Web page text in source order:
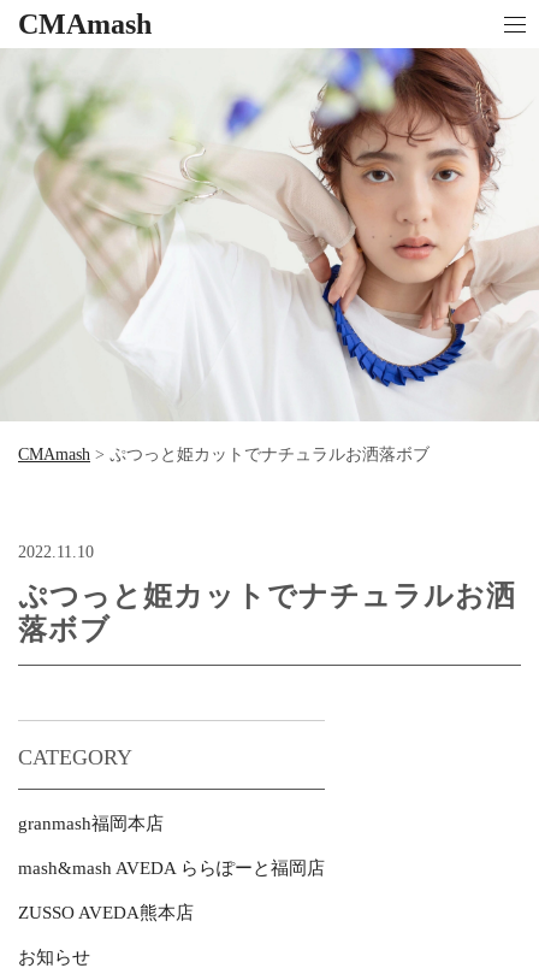
CMAmash
CMAmash > ぷつっと姫カットでナチュラルお洒落ボブ
CATEGORY
granmash福岡本店
mash&mash AVEDA ららぽーと福岡店
ZUSSO AVEDA熊本店
お知らせ
2022.11.10
ぷつっと姫カットでナチュラルお洒
落ボブ